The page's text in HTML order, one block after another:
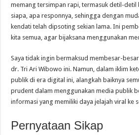
memang tersimpan rapi, termasuk detil-detil
siapa, apa responnya, sehingga dengan
kendati telah dipsoting sekian lama. Ini
kita semua, agar bijaksana menggunakan
Saya tidak ingin bermaksud membesar-
dr. Tri Ari Wibowo ini. Namun, dalam iklim
publik di era digital ini, alangkah baiknya
prudent dalam menggunakan media publik
informasi yang memiliki daya jelajah viral ke
Pernyataan Sikap